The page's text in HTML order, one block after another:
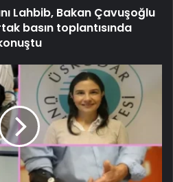
Lahbib, Bakan Çavuşoğlu
basın toplantısında